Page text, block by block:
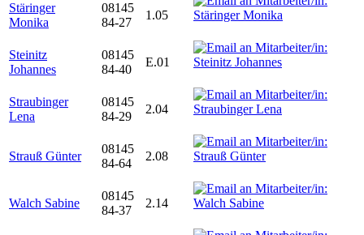
Stäringer
Monika
08145
84-27
1.05
Steinitz
Johannes
08145
84-40
E.01
Straubinger
Lena
08145
84-29
2.04
Strauß Günter
08145
84-64
2.08
Walch Sabine
08145
84-37
2.14